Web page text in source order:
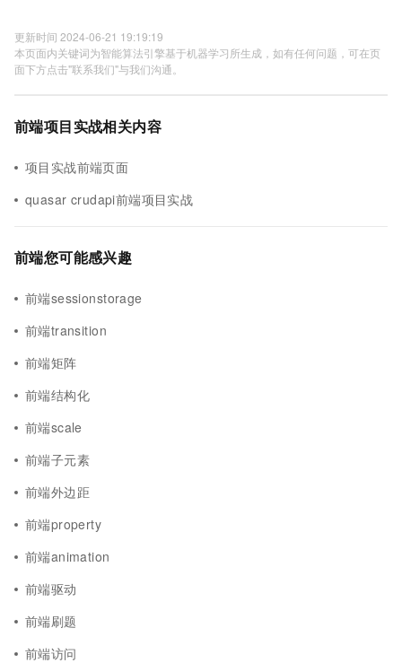
更新时间 2024-06-21 19:19:19
本页面内关键词为智能算法引擎基于机器学习所生成，如有任何问题，可在页
面下方点击"联系我们"与我们沟通。
前端项目实战相关内容
项目实战前端页面
quasar crudapi前端项目实战
前端您可能感兴趣
前端sessionstorage
前端transition
前端矩阵
前端结构化
前端scale
前端子元素
前端外边距
前端property
前端animation
前端驱动
前端刷题
前端访问